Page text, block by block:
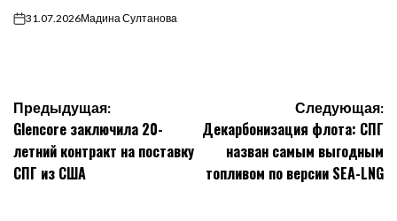
on31.07.2026Мадина Султанова
Навигация
по
записям
Предыдущая:
Glencore заключила 20-
летний контракт на поставку
СПГ из США
Следующая:
Декарбонизация флота: СПГ
назван самым выгодным
топливом по версии SEA-LNG